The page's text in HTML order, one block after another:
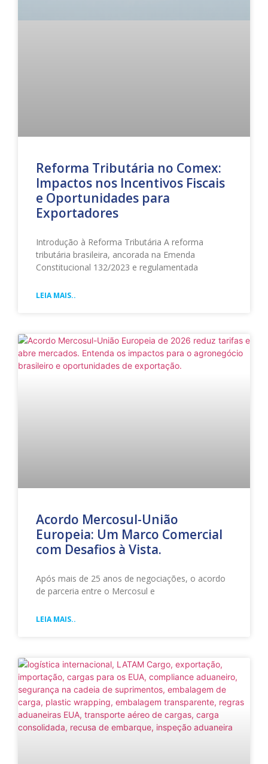
Reforma Tributária no Comex:
Impactos nos Incentivos Fiscais
e Oportunidades para
Exportadores
Introdução à Reforma Tributária A reforma
tributária brasileira, ancorada na Emenda
Constitucional 132/2023 e regulamentada
LEIA MAIS..
Acordo Mercosul-União
Europeia: Um Marco Comercial
com Desafios à Vista.
Após mais de 25 anos de negociações, o acordo
de parceria entre o Mercosul e
LEIA MAIS..